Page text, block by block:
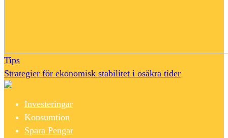
Tips
Strategier för ekonomisk stabilitet i osäkra tider
Investeringar
Konsumtion
Spara Pengar